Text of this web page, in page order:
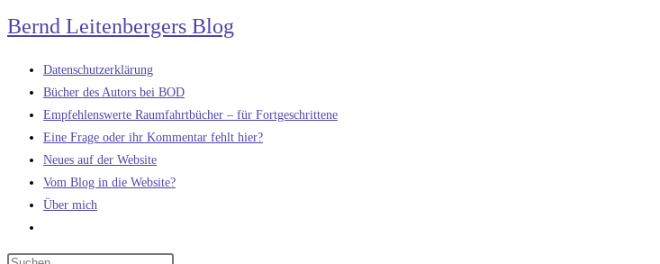
Zum
Inhalt
springen
Bernd Leitenbergers Blog
Datenschutzerklärung
Bücher des Autors bei BOD
Empfehlenswerte Raumfahrtbücher – für Fortgeschrittene
Eine Frage oder ihr Kommentar fehlt hier?
Neues auf der Website
Vom Blog in die Website?
Über mich